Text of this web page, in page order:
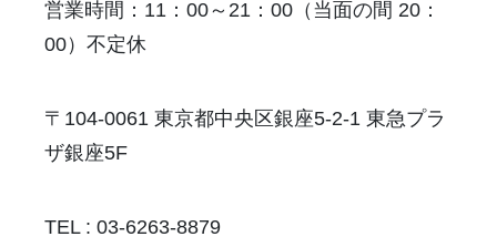
営業時間：11：00～21：00（当面の間 20：
00）不定休
〒104-0061 東京都中央区銀座5-2-1 東急プラ
ザ銀座5F
TEL : 03-6263-8879